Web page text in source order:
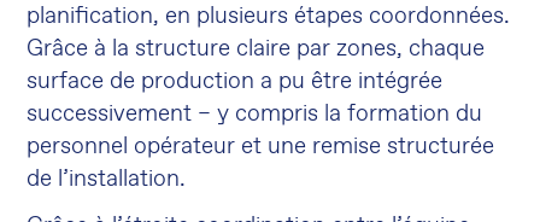
planification, en plusieurs étapes coordonnées.
Grâce à la structure claire par zones, chaque
surface de production a pu être intégrée
successivement – y compris la formation du
personnel opérateur et une remise structurée
de l’installation.